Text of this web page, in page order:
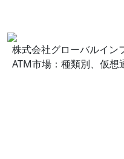
株式会社グローバルイン
ATM市場：種類別、仮想